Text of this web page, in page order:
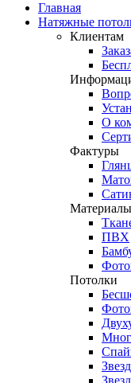
Главная
Натяжные
Клиентам
О
Фактуры
Материалы
ПВХ
Потолки